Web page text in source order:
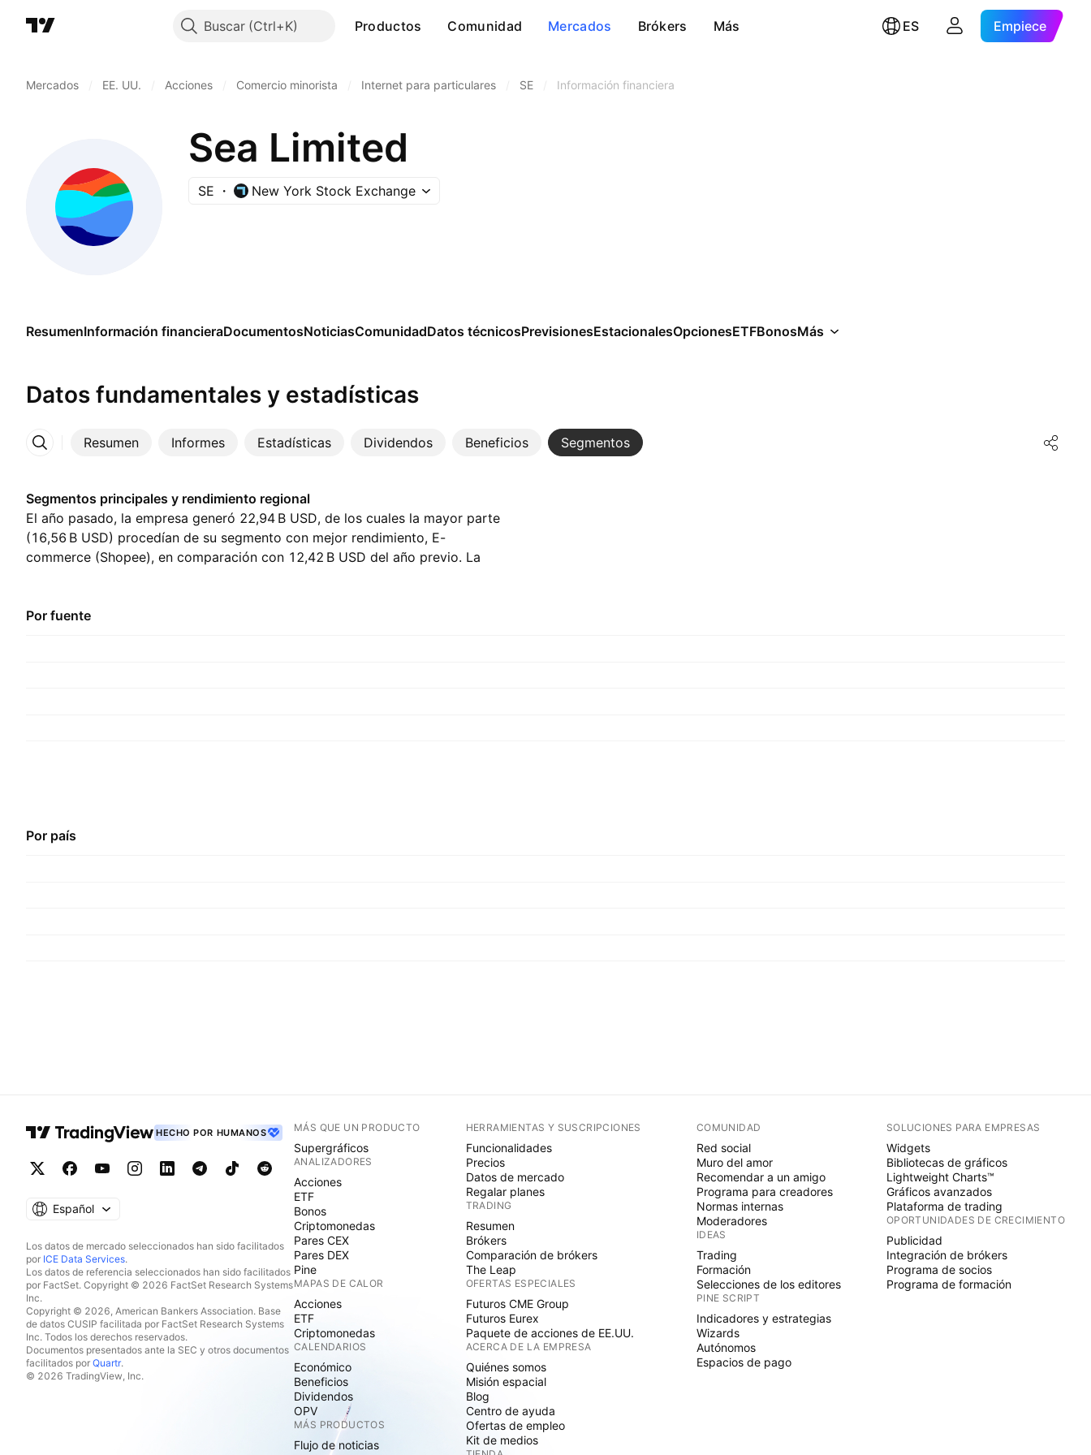
Buscar Productos Comunidad Mercados Brókers Más ES Empiece
Mercados EE. UU. Acciones Comercio minorista Internet para particulares SE Información financiera
Sea Limited
SE New York Stock Exchange
ResumenInformación financieraDocumentosNoticiasComunidadDatos técnicosPrevisionesEstacionalesOpcionesETFBonosMás
Datos fundamentales y estadísticas
Resumen Informes Estadísticas Dividendos Beneficios Segmentos
Más
Segmentos principales y rendimiento regional
El año pasado, la empresa generó ‪22,94 B‬ USD, de los cuales la mayor parte
(‪16,56 B‬ USD) procedían de su segmento con mejor rendimiento, E-
commerce (Shopee), en comparación con ‪12,42 B‬ USD del año previo. La
Por fuente
Por país
HECHO POR HUMANOS
Español
Los datos de mercado seleccionados han sido facilitados
por ICE Data Services.
Los datos de referencia seleccionados han sido facilitados
por FactSet. Copyright © 2026 FactSet Research Systems
Inc.
Copyright © 2026, American Bankers Association. Base
de datos CUSIP facilitada por FactSet Research Systems
Inc. Todos los derechos reservados.
Documentos presentados ante la SEC y otros documentos
facilitados por Quartr.
© 2026 TradingView, Inc.
MÁS QUE UN PRODUCTO
Supergráficos
ANALIZADORES
Acciones
ETF
Bonos
Criptomonedas
Pares CEX
Pares DEX
Pine
MAPAS DE CALOR
Acciones
ETF
Criptomonedas
CALENDARIOS
Económico
Beneficios
Dividendos
OPV
MÁS PRODUCTOS
Flujo de noticias
HERRAMIENTAS Y SUSCRIPCIONES
Funcionalidades
Precios
Datos de mercado
Regalar planes
TRADING
Resumen
Brókers
Comparación de brókers
The Leap
OFERTAS ESPECIALES
Futuros CME Group
Futuros Eurex
Paquete de acciones de EE.UU.
ACERCA DE LA EMPRESA
Quiénes somos
Misión espacial
Blog
Centro de ayuda
Ofertas de empleo
Kit de medios
COMUNIDAD
Red social
Muro del amor
Recomendar a un amigo
Programa para creadores
Normas internas
Moderadores
IDEAS
Trading
Formación
Selecciones de los editores
PINE SCRIPT
Indicadores y estrategias
Wizards
Autónomos
Espacios de pago
SOLUCIONES PARA EMPRESAS
Widgets
Bibliotecas de gráficos
Lightweight Charts™
Gráficos avanzados
Plataforma de trading
OPORTUNIDADES DE CRECIMIENTO
Publicidad
Integración de brókers
Programa de socios
Programa de formación